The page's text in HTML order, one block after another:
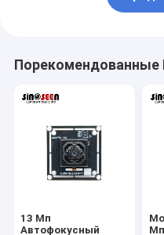
Порекомендованные
13 Мп
Автофокусный
Мп